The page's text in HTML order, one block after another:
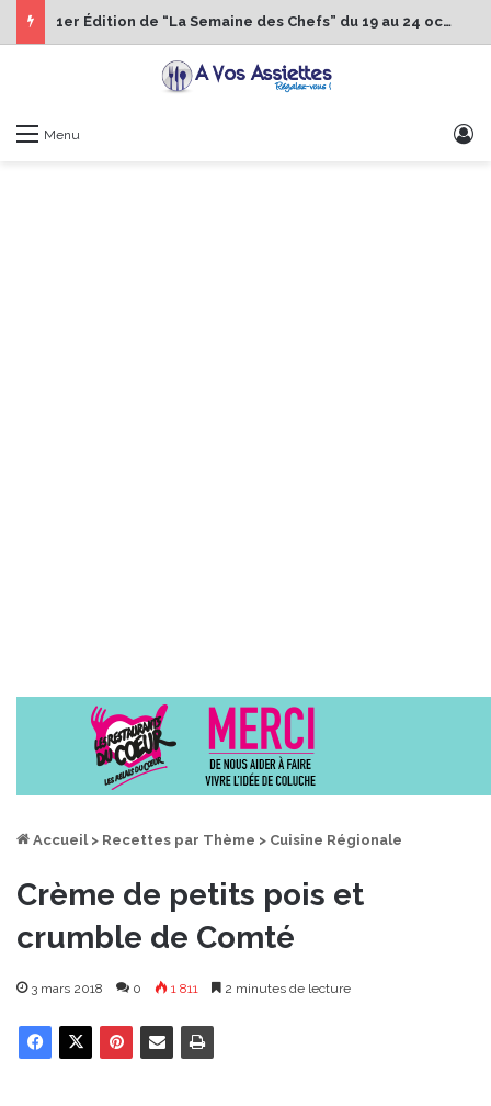
1er Édition de “La Semaine des Chefs” du 19 au 24 octobre 2026
Menu
Accueil > Recettes par Thème > Cuisine Régionale
Crème de petits pois et
crumble de Comté
3 mars 2018 0 1 811 2 minutes de lecture